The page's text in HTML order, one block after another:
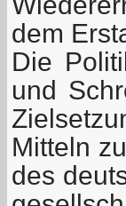
dem
Die
und
Mitteln
des